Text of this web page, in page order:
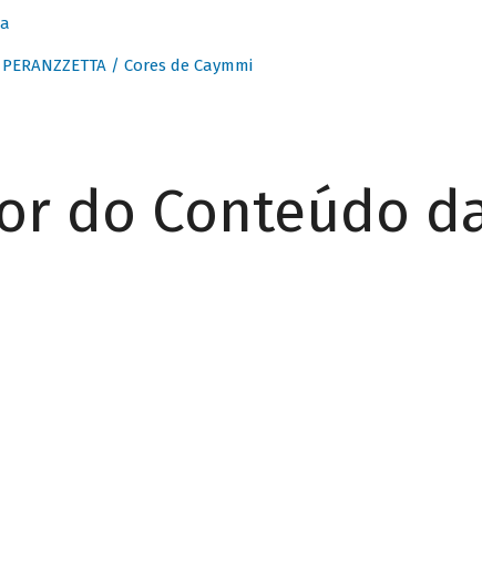
/ Cores de Caymmi
do Conteúdo